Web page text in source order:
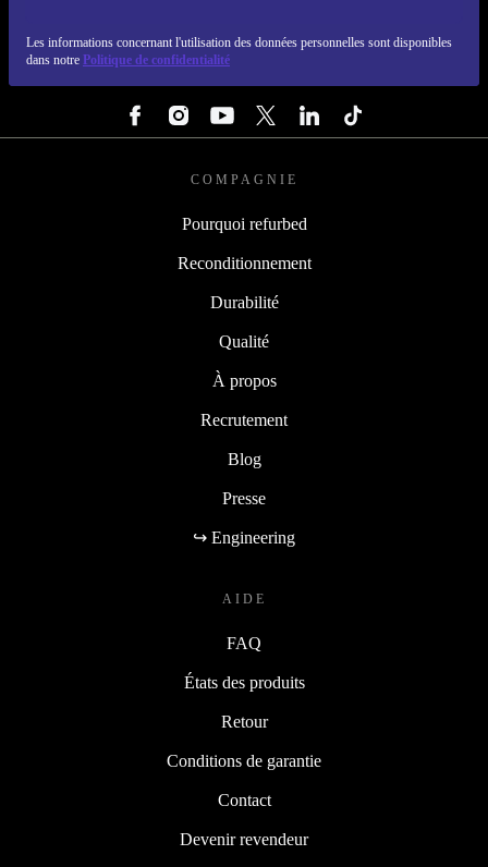
Les informations concernant l'utilisation des données personnelles sont disponibles
dans notre Politique de confidentialité
COMPAGNIE
Pourquoi refurbed
Reconditionnement
Durabilité
Qualité
À propos
Recrutement
Blog
Presse
↪ Engineering
AIDE
FAQ
États des produits
Retour
Conditions de garantie
Contact
Devenir revendeur